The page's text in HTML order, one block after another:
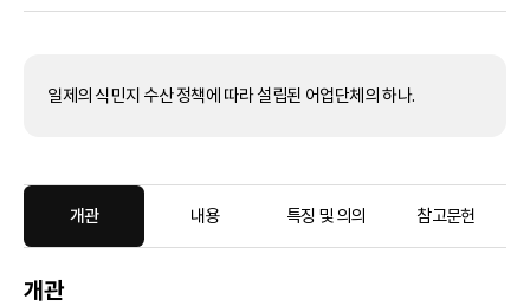
일제의 식민지 수산 정책에 따라 설립된 어업단체의 하나.
개관 내용 특징 및 의의 참고문헌
개관